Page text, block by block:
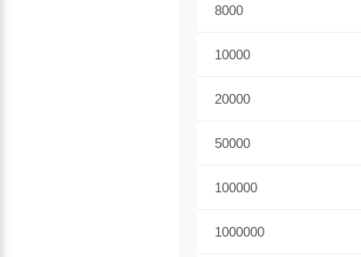
8000
10000
20000
50000
100000
1000000